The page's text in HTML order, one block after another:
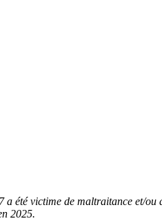
a été victime de maltraitance et/ou
2025.